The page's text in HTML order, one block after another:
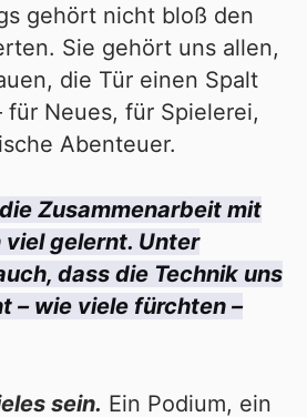
gehört nicht bloß den
Sie gehört uns allen,
die Tür einen Spalt
Neues, für Spielerei,
Abenteuer.
Zusammenarbeit mit
viel gelernt. Unter
dass die Technik uns
– wie viele fürchten –
sein. Ein Podium, ein